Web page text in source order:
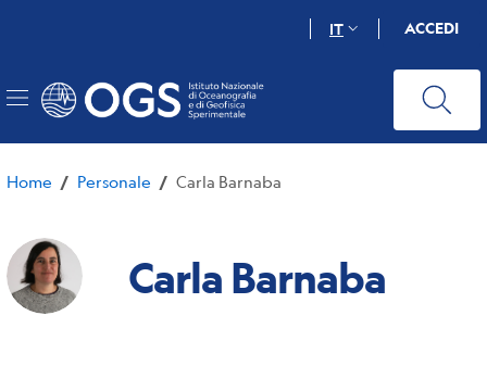
principale
IT ACCEDI
Home / Personale / Carla Barnaba
Carla Barnaba